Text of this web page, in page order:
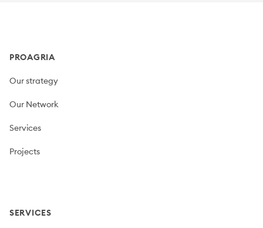
PROAGRIA
Our strategy
Our Network
Services
Projects
SERVICES